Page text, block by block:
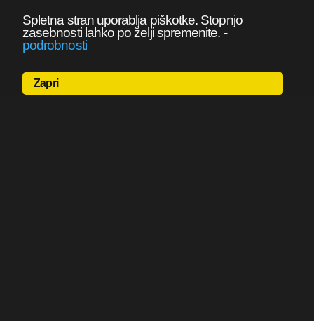
Spletna stran uporablja piškotke. Stopnjo
zasebnosti lahko po želji spremenite. -
podrobnosti
Zapri